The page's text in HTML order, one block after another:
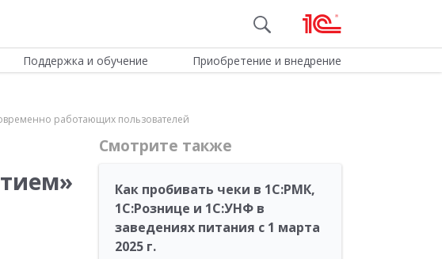
Поддержка и обучение Приобретение и внедрение
работающих пользователей
Смотрите также
Как пробивать чеки в 1С:РМК,
1С:Рознице и 1С:УНФ в
заведениях питания с 1 марта
2025 г.